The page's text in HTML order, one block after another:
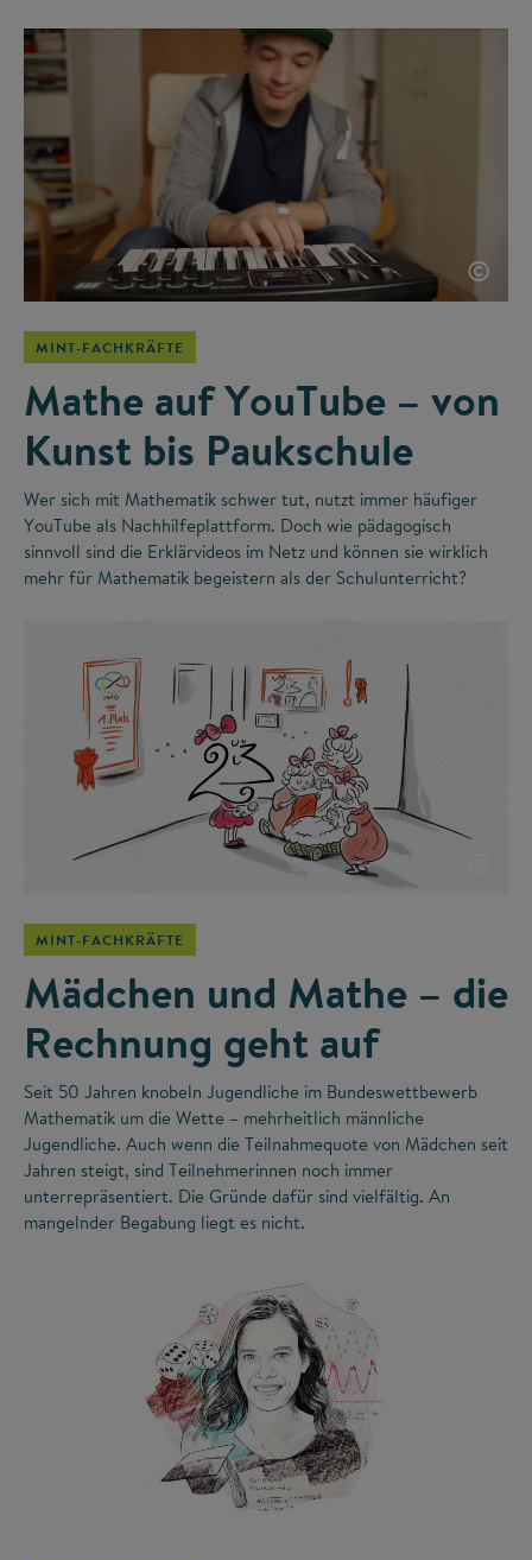
©
MINT-FACHKRÄFTE
Mathe auf YouTube – von
Kunst bis Paukschule
Wer sich mit Mathematik schwer tut, nutzt immer häufiger
YouTube als Nachhilfeplattform. Doch wie pädagogisch
sinnvoll sind die Erklärvideos im Netz und können sie wirklich
mehr für Mathematik begeistern als der Schulunterricht?
MINT-FACHKRÄFTE
Mädchen und Mathe – die
Rechnung geht auf
Seit 50 Jahren knobeln Jugendliche im Bundeswettbewerb
Mathematik um die Wette – mehrheitlich männliche
Jugendliche. Auch wenn die Teilnahmequote von Mädchen seit
Jahren steigt, sind Teilnehmerinnen noch immer
unterrepräsentiert. Die Gründe dafür sind vielfältig. An
mangelnder Begabung liegt es nicht.